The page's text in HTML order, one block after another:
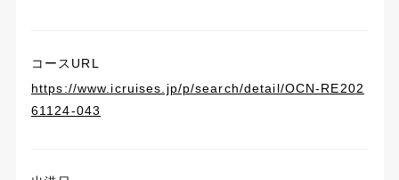
コースURL
https://www.icruises.jp/p/search/detail/OCN-RE202
61124-043